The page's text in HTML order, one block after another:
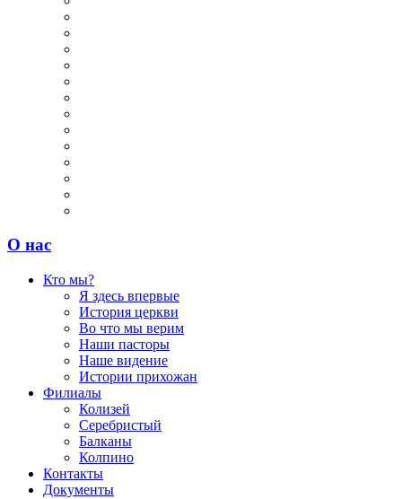
О нас
Кто мы?
Я здесь впервые
История церкви
Во что мы верим
Наши пасторы
Наше видение
Истории прихожан
Филиалы
Колизей
Серебристый
Балканы
Колпино
Контакты
Документы